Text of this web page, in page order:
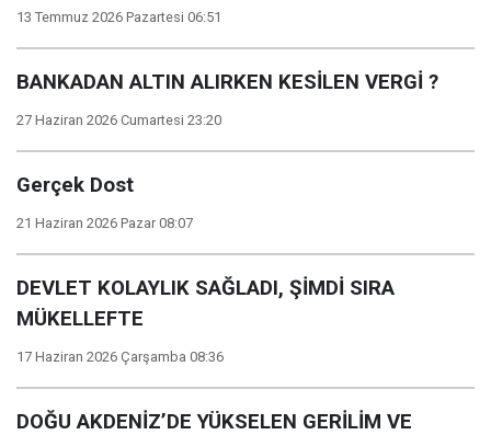
13 Temmuz 2026 Pazartesi 06:51
BANKADAN ALTIN ALIRKEN KESİLEN VERGİ ?
27 Haziran 2026 Cumartesi 23:20
Gerçek Dost
21 Haziran 2026 Pazar 08:07
DEVLET KOLAYLIK SAĞLADI, ŞİMDİ SIRA
MÜKELLEFTE
17 Haziran 2026 Çarşamba 08:36
DOĞU AKDENİZ’DE YÜKSELEN GERİLİM VE